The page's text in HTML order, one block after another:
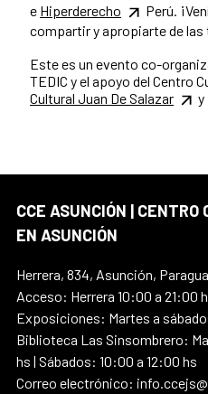
e Hiperderecho
Perú.
compartir y apropiarte de las
Este es un evento co-
TEDIC y el apoyo del Centro
Cultural Juan De Salazar
y
CCE ASUNCIÓN |
EN ASUNCIÓN
Herrera, 834, Asunción,
Acceso: Herrera 10:00 a 21:00
Exposiciones: Martes a
Biblioteca Las Sinsombrero:
hs | Sábados: 10:00 a 12:00 hs
Correo electrónico: